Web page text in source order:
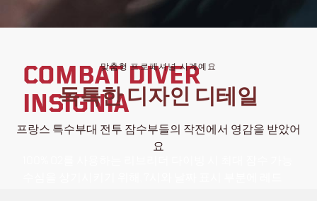
COMBAT DIVER
INSIGNIA
맞춤형 프로페셔널 시계예요
독특한 디자인 디테일
프랑스 특수부대 전투 잠수부들의 작전에서 영감을 받았어
요